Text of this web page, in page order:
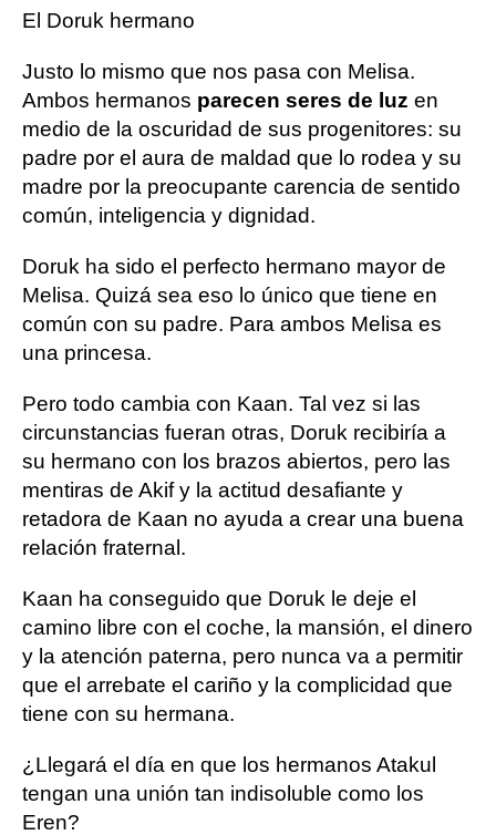
El Doruk hermano
Justo lo mismo que nos pasa con Melisa.
Ambos hermanos parecen seres de luz en
medio de la oscuridad de sus progenitores: su
padre por el aura de maldad que lo rodea y su
madre por la preocupante carencia de sentido
común, inteligencia y dignidad.
Doruk ha sido el perfecto hermano mayor de
Melisa. Quizá sea eso lo único que tiene en
común con su padre. Para ambos Melisa es
una princesa.
Pero todo cambia con Kaan. Tal vez si las
circunstancias fueran otras, Doruk recibiría a
su hermano con los brazos abiertos, pero las
mentiras de Akif y la actitud desafiante y
retadora de Kaan no ayuda a crear una buena
relación fraternal.
Kaan ha conseguido que Doruk le deje el
camino libre con el coche, la mansión, el dinero
y la atención paterna, pero nunca va a permitir
que el arrebate el cariño y la complicidad que
tiene con su hermana.
¿Llegará el día en que los hermanos Atakul
tengan una unión tan indisoluble como los
Eren?